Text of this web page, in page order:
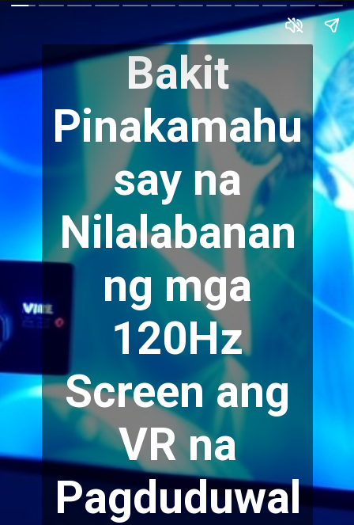
Bakit
Pinakamahu
say na
Nilalabanan
ng mga
120Hz
Screen ang
VR na
Pagduduwal